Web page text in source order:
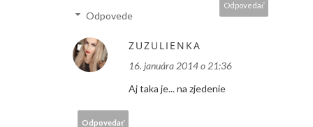
Odpovedať
Odpovede
ZUZULIENKA
16. januára 2014 o 21:36
Aj taka je... na zjedenie
Odpovedať